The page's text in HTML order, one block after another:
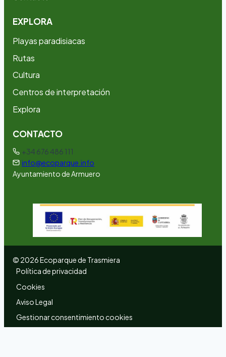
EXPLORA
Playas paradisiacas
Rutas
Cultura
Centros de interpretación
Explora
CONTACTO
+34 676 486 111
info@ecoparque.info
Ayuntamiento de Armuero
© 2026Ecoparque de Trasmiera
Política de privacidad
Cookies
Aviso Legal
Gestionar consentimiento cookies